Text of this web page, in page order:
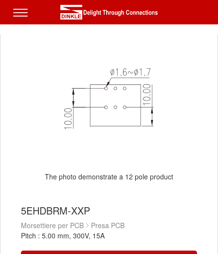
The photo demonstrate a 12 pole product
5EHDBRM-XXP
Morsettiere per PCB
Presa PCB
Pitch : 5.00 mm, 300V, 15A